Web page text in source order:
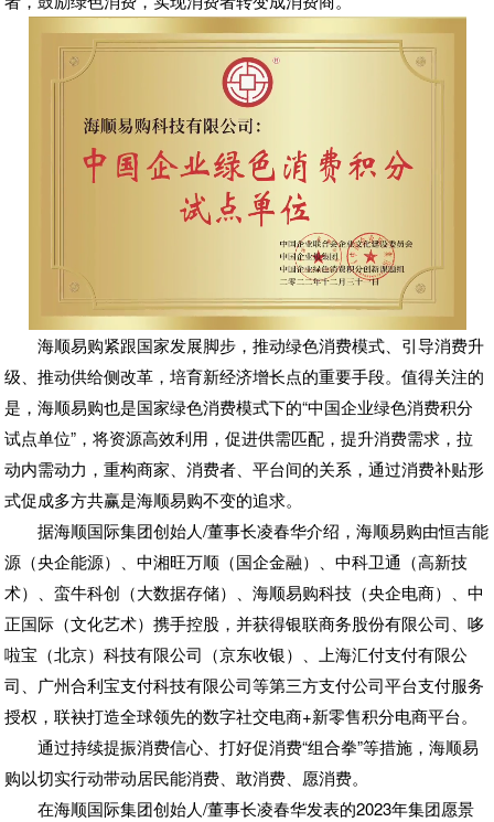
海顺易购紧跟国家发展脚步，推动绿色消费模式、引导消费升
级、推动供给侧改革，培育新经济增长点的重要手段。值得关注的
是，海顺易购也是国家绿色消费模式下的“中国企业绿色消费积分
试点单位”，将资源高效利用，促进供需匹配，提升消费需求，拉
动内需动力，重构商家、消费者、平台间的关系，通过消费补贴形
式促成多方共赢是海顺易购不变的追求。
据海顺国际集团创始人/董事长凌春华介绍，海顺易购由恒吉能
源（央企能源）、中湘旺万顺（国企金融）、中科卫通（高新技
术）、蛮牛科创（大数据存储）、海顺易购科技（央企电商）、中
正国际（文化艺术）携手控股，并获得银联商务股份有限公司、哆
啦宝（北京）科技有限公司（京东收银）、上海汇付支付有限公
司、广州合利宝支付科技有限公司等第三方支付公司平台支付服务
授权，联袂打造全球领先的数字社交电商+新零售积分电商平台。
通过持续提振消费信心、打好促消费“组合拳”等措施，海顺易
购以切实行动带动居民能消费、敢消费、愿消费。
在海顺国际集团创始人/董事长凌春华发表的2023年集团愿景